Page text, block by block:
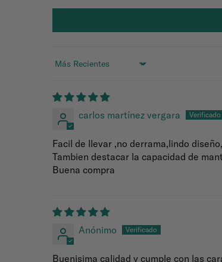
Sort by
carlos martínez vergara
Facil de llevar ,no derrama,lindo
Tambien destacar la capacidad de
Buena compra
Anónimo
Buenisima calidad y cumple con las